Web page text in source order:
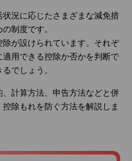
況に応じたさまざまな減免措
制度です。
が設けられています。それぞ
用できる控除か否かを判断で
でしょう。
計算方法、申告方法などと併
除もれを防ぐ方法を解説しま